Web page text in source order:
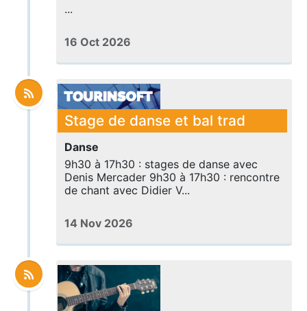
...
16 Oct 2026
Stage de danse et bal trad
Danse
9h30 à 17h30 : stages de danse avec
Denis Mercader 9h30 à 17h30 : rencontre
de chant avec Didier V...
14 Nov 2026